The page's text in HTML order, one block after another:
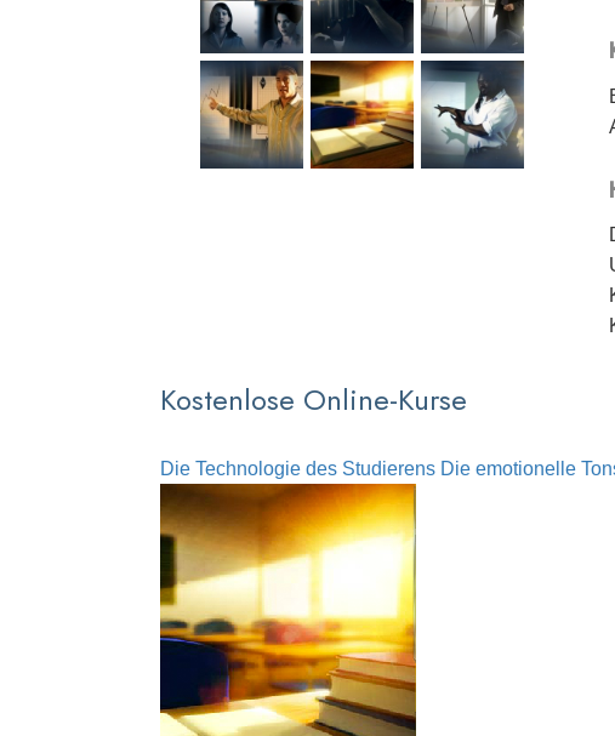
Kostenlose Online-Kurse
Die Technologie des Studierens Die emotionelle